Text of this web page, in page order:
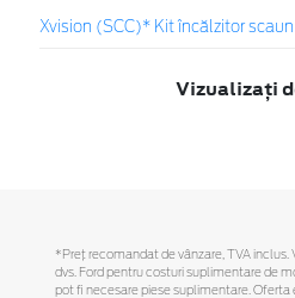
Xvision (SCC)* Kit încălzitor
Vizualizați
*Preţ recomandat de vânzare, TVA
dvs. Ford pentru costuri suplimentare de
pot fi necesare piese suplimentare.